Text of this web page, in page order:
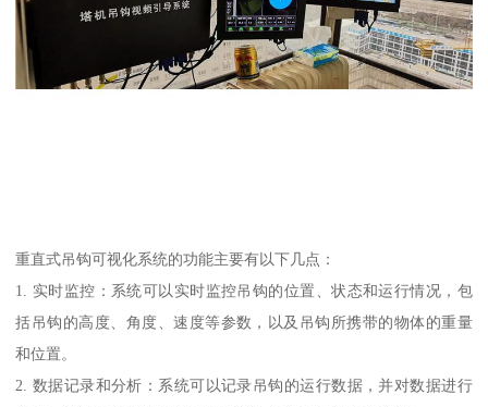
重直式吊钩可视化系统的功能主要有以下几点：
1. 实时监控：系统可以实时监控吊钩的位置、状态和运行情况，包
括吊钩的高度、角度、速度等参数，以及吊钩所携带的物体的重量
和位置。
2. 数据记录和分析：系统可以记录吊钩的运行数据，并对数据进行